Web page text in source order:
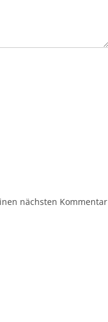
nächsten Kommentar